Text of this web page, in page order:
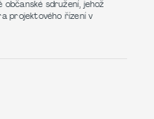
občanské sdružení, jehož
projektového řízení v